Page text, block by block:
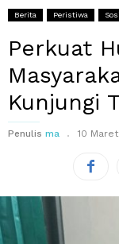
Berita Peristiwa
Perkuat
Kunjungi
Penulis ma 10